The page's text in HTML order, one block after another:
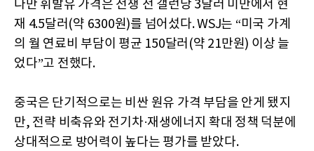
다만 휘발유 가격은 전쟁 전 갤런당 3달러 미만에서 현
재 4.5달러(약 6300원)를 넘어섰다. WSJ는 “미국 가계
의 월 연료비 부담이 평균 150달러(약 21만원) 이상 늘
었다”고 전했다.
중국은 단기적으로는 비싼 원유 가격 부담을 안게 됐지
만, 전략 비축유와 전기차·재생에너지 확대 정책 덕분에
상대적으로 방어력이 높다는 평가를 받았다.